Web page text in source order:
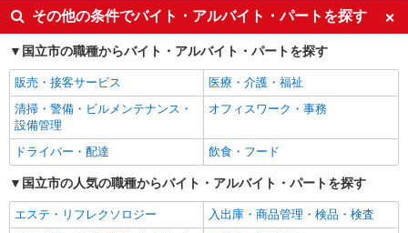
入社日応相談
未経験歓迎
経験者・有資格者歓迎
新卒・第二新卒歓迎
女性活躍中
主婦・主夫歓迎
フリーター歓迎
学歴不問
ブランクOK
ミドル（40代～）活躍中
エルダー（50代～）活躍中
シニア（60代～）活躍中
高収入・高額
ボーナス・賞与あり
昇給あり
完全週休2日制
フルタイム歓迎
禁煙・分煙
その他の条件でバイト・アルバイト・パートを探す
国立市の職種からバイト・アルバイト・パートを探す
販売・接客サービス
医療・介護・福祉
清掃・警備・ビルメンテナンス・
設備管理
オフィスワーク・事務
ドライバー・配達 飲食・フード
国立市の人気の職種からバイト・アルバイト・パートを探す
エステ・リフレクソロジー
入出庫・商品管理・検品・検査